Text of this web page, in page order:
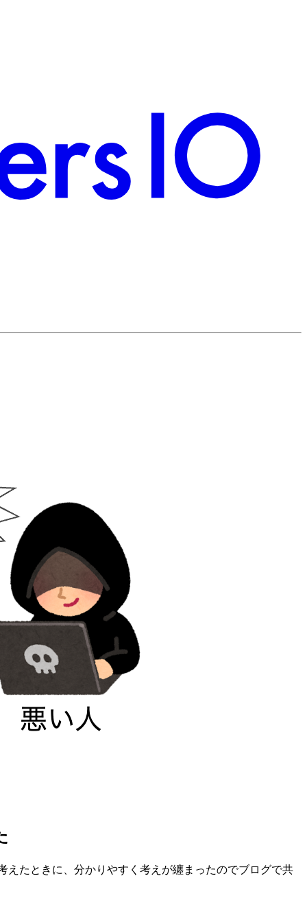
たときに、分かりやすく考えが纏まったのでブログで共